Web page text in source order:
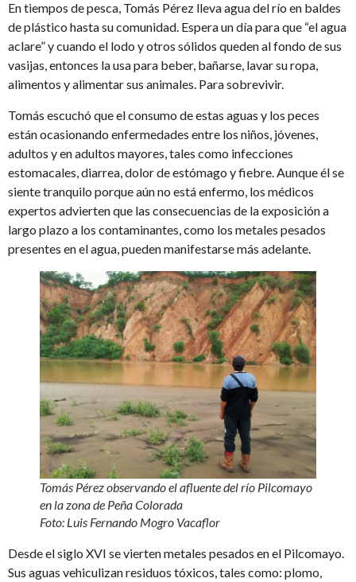
En tiempos de pesca, Tomás Pérez lleva agua del río en baldes
de plástico hasta su comunidad. Espera un día para que “el agua
aclare” y cuando el lodo y otros sólidos queden al fondo de sus
vasijas, entonces la usa para beber, bañarse, lavar su ropa,
alimentos y alimentar sus animales. Para sobrevivir.
Tomás escuchó que el consumo de estas aguas y los peces
están ocasionando enfermedades entre los niños, jóvenes,
adultos y en adultos mayores, tales como infecciones
estomacales, diarrea, dolor de estómago y fiebre. Aunque él se
siente tranquilo porque aún no está enfermo, los médicos
expertos advierten que las consecuencias de la exposición a
largo plazo a los contaminantes, como los metales pesados
presentes en el agua, pueden manifestarse más adelante.
Tomás Pérez observando el afluente del río Pilcomayo
en la zona de Peña Colorada
Foto: Luis Fernando Mogro Vacaflor
Desde el siglo XVI se vierten metales pesados en el Pilcomayo.
Sus aguas vehiculizan residuos tóxicos, tales como: plomo,